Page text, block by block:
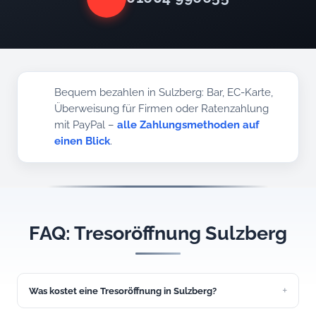
Bequem bezahlen in Sulzberg: Bar, EC-Karte,
Überweisung für Firmen oder Ratenzahlung
mit PayPal –alle Zahlungsmethoden auf
einen Blick.
FAQ: Tresoröffnung Sulzberg
Was kostet eine Tresoröffnung in Sulzberg?